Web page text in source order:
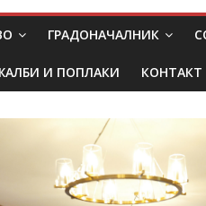
ГРАДОНАЧАЛНИК
И ПОПЛАКИ КОНТАКТ